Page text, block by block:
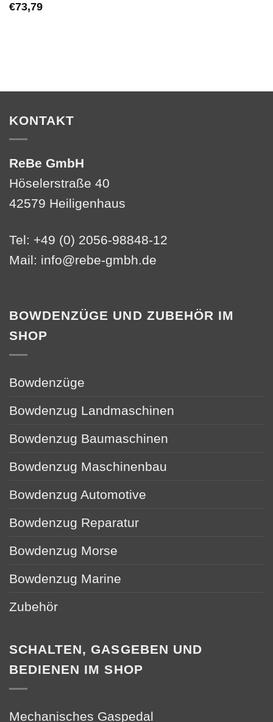
€73,79
KONTAKT
ReBe GmbH
Höselerstraße 40
42579 Heiligenhaus
Tel: +49 (0) 2056-98848-12
Mail: info@rebe-gmbh.de
BOWDENZÜGE UND ZUBEHÖR IM
SHOP
Bowdenzüge
Bowdenzug Landmaschinen
Bowdenzug Baumaschinen
Bowdenzug Maschinenbau
Bowdenzug Automotive
Bowdenzug Reparatur
Bowdenzug Morse
Bowdenzug Marine
Zubehör
SCHALTEN, GASGEBEN UND
BEDIENEN IM SHOP
Mechanisches Gaspedal